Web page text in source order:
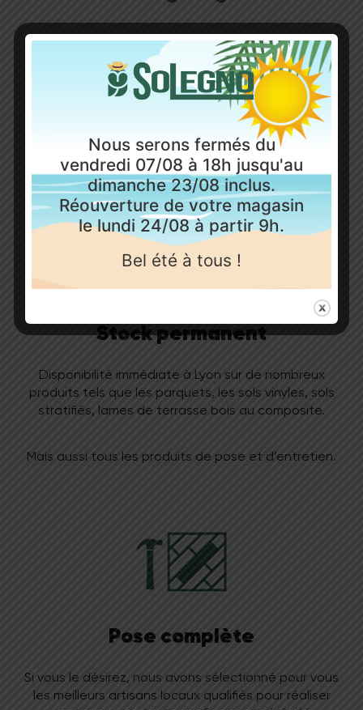
Livraison
Solegno, votre spécialiste sol et parquet, s’engage
à fournir une livraison rapide et efficace.
Produits en stock livrés sous 48h maximum
Stock permanent
Disponibilité immédiate à Lyon sur de nombreux
produits tels que les parquets, les sols vinyles, sols
stratifiés, lames de terrasse bois au composite.
Mais aussi tous les produits de pose et d’entretien.
Pose complète
Si vous le désirez, nous avons sélectionné pour vous
les meilleurs artisans locaux qualifiés pour réaliser
Nous serons fermés du
vendredi 07/08 à 18h jusqu'au
dimanche 23/08 inclus.
Réouverture de votre magasin
le lundi 24/08 à partir 9h.
Bel été à tous !